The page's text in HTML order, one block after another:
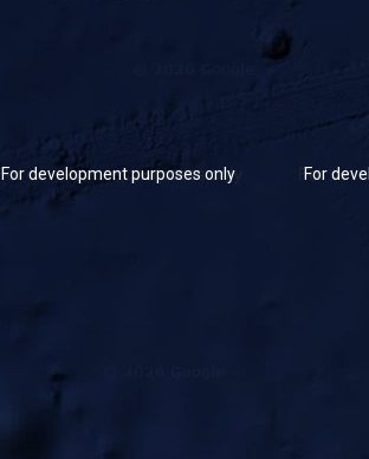
For development purposes only For